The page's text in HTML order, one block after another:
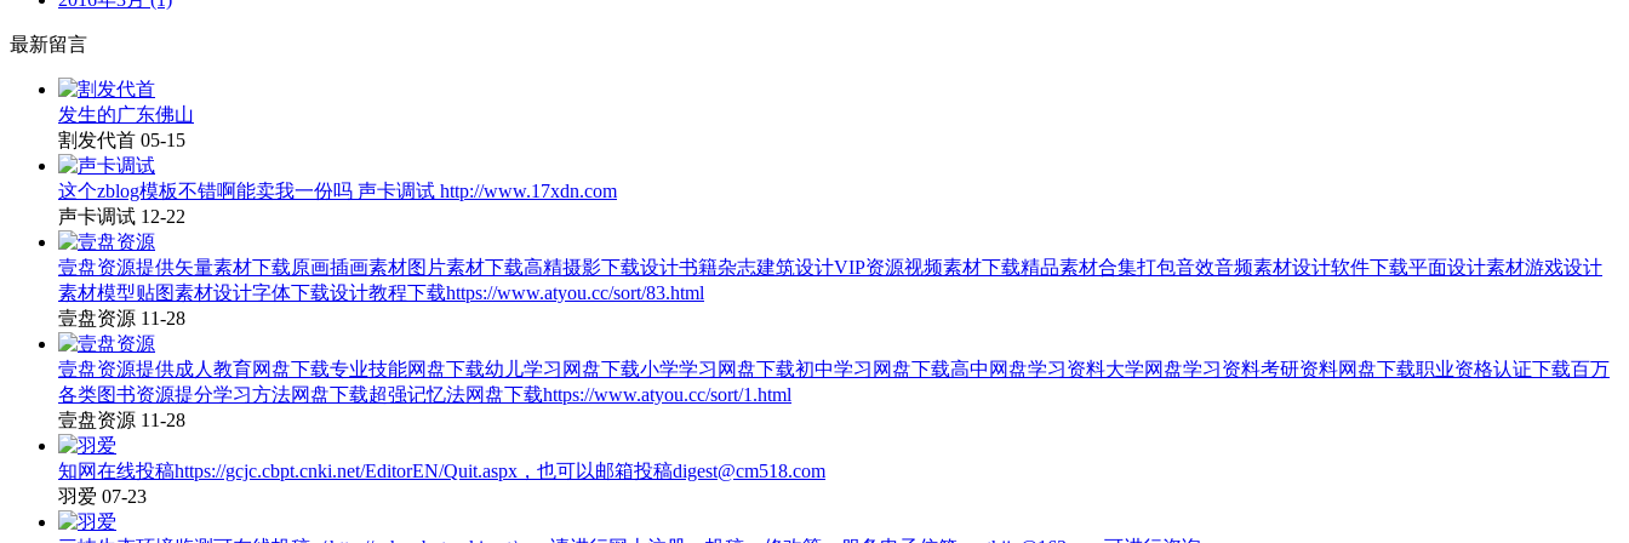
最新留言
发生的广东佛山
割发代首 05-15
这个zblog模板不错啊能卖我一份吗 声卡调试 http://www.17xdn.com
声卡调试 12-22
壹盘资源提供矢量素材下载原画插画素材图片素材下载高精摄影下载设计书籍杂志建筑设计VIP资源视频素材下载精品素材合集打包音效音频素材设计软件下载平面设计素材游戏设计
素材模型贴图素材设计字体下载设计教程下载https://www.atyou.cc/sort/83.html
壹盘资源 11-28
壹盘资源提供成人教育网盘下载专业技能网盘下载幼儿学习网盘下载小学学习网盘下载初中学习网盘下载高中网盘学习资料大学网盘学习资料考研资料网盘下载职业资格认证下载百万
各类图书资源提分学习方法网盘下载超强记忆法网盘下载https://www.atyou.cc/sort/1.html
壹盘资源 11-28
知网在线投稿https://gcjc.cbpt.cnki.net/EditorEN/Quit.aspx，也可以邮箱投稿digest@cm518.com
羽爱 07-23